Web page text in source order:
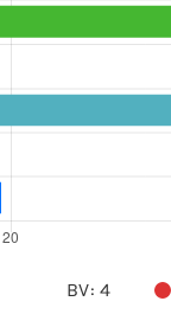
BV: 4